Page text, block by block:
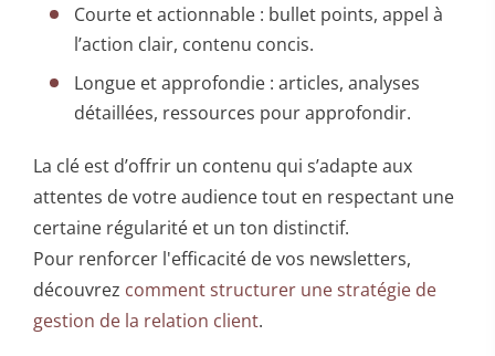
Courte et actionnable : bullet points, appel à
l’action clair, contenu concis.
Longue et approfondie : articles, analyses
détaillées, ressources pour approfondir.
La clé est d’offrir un contenu qui s’adapte aux
attentes de votre audience tout en respectant une
certaine régularité et un ton distinctif.
Pour renforcer l'efficacité de vos newsletters,
découvrez comment structurer une stratégie de
gestion de la relation client.